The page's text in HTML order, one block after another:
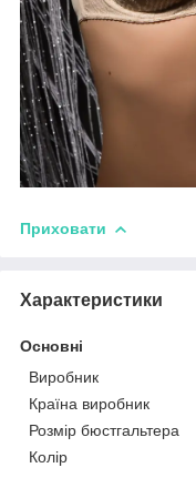
Приховати
Характеристики
Основні
Виробник
Країна виробник
Розмір бюстгальтера
Колір